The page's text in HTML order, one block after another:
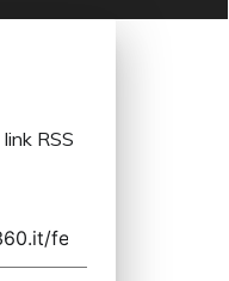
RSS